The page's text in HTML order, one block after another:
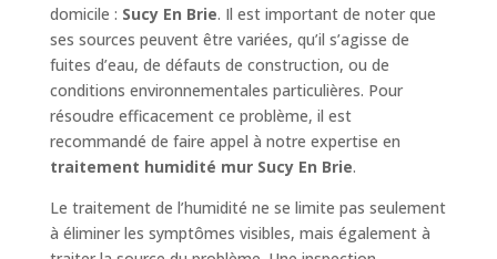
domicile : Sucy En Brie. Il est important de noter que
ses sources peuvent être variées, qu’il s’agisse de
fuites d’eau, de défauts de construction, ou de
conditions environnementales particulières. Pour
résoudre efficacement ce problème, il est
recommandé de faire appel à notre expertise en
traitement humidité mur Sucy En Brie.
Le traitement de l’humidité ne se limite pas seulement
à éliminer les symptômes visibles, mais également à